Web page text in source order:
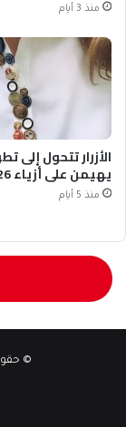
منذ 3 أيام
الأزرار تتحول إلى
يهيمن على أزياء 2026
منذ 5 أيام
© حقوق النشر